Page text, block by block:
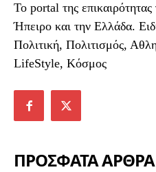
To portal της επικαιρότητας
Ήπειρο και την Ελλάδα.
Πολιτική, Πολιτισμός,
LifeStyle, Κόσμος
ΠΡΟΣΦΑΤΑ ΑΡΘΡΑ